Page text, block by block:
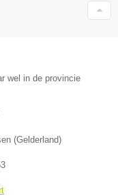
wel in de provincie
(Gelderland)